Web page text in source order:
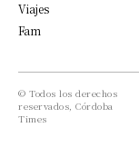
Viajes
Fam
© Todos los derechos
reservados, Córdoba
Times